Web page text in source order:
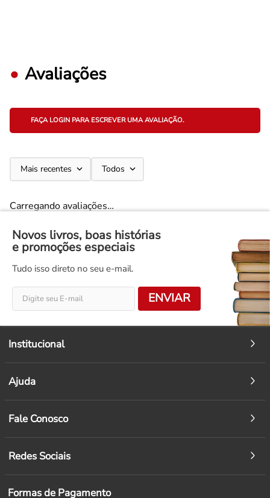
Avaliações
FAÇA LOGIN PARA ESCREVER UMA AVALIAÇÃO.
Mais recentes Todos
Carregando avaliações…
Novos livros, boas histórias
e promoções especiais
Tudo isso direto no seu e-mail.
ENVIAR
Institucional
Ajuda
Fale Conosco
Redes Sociais
Formas de Pagamento